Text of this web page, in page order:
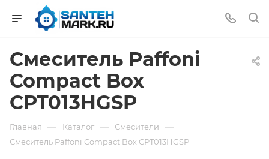
Смеситель Paffoni
Compact Box
CPT013HGSP
Главная — Каталог — Смесители —
Смеситель Paffoni Compact Box CPT013HGSP